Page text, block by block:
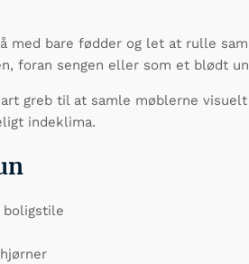
bare fødder og let at rulle
foran sengen eller som et blødt
greb til at samle møblerne
indeklima.
boligstile